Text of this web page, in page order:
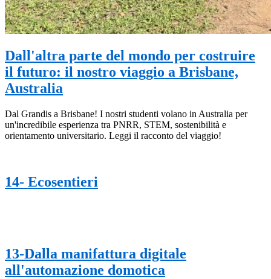
Dall'altra parte del mondo per costruire
il futuro: il nostro viaggio a Brisbane,
Australia
Dal Grandis a Brisbane! I nostri studenti volano in Australia per
un'incredibile esperienza tra PNRR, STEM, sostenibilità e
orientamento universitario. Leggi il racconto del viaggio!
14- Ecosentieri
13-Dalla manifattura digitale
all'automazione domotica